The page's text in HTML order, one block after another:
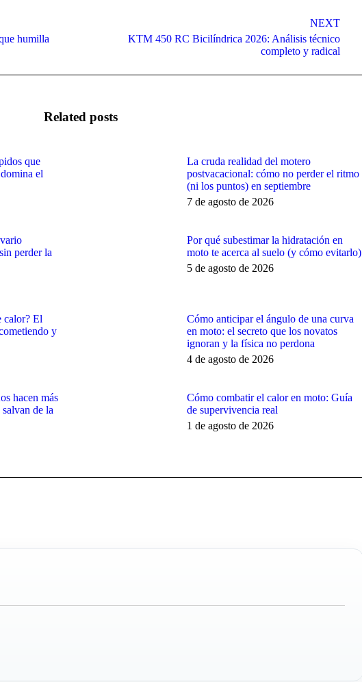
humilla
NEXT
NextKTM 450 RC Bicilíndrica 2026: Análisis técnico
completo y radical
Related posts
que
el
La cruda realidad del motero
postvacacional: cómo no perder el ritmo
(ni los puntos) en septiembre
7 de agosto de 2026
perder la
Por qué subestimar la hidratación en
moto te acerca al suelo (y cómo evitarlo)
5 de agosto de 2026
calor? El
y
Cómo anticipar el ángulo de una curva
en moto: el secreto que los novatos
ignoran y la física no perdona
4 de agosto de 2026
hacen más
de la
Cómo combatir el calor en moto: Guía
de supervivencia real
1 de agosto de 2026